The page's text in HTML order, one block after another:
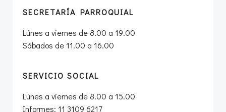
SECRETARÍA PARROQUIAL
Lúnes a viernes de 8.00 a 19.00
Sábados de 11.00 a 16.00
SERVICIO SOCIAL
Lúnes a viernes de 8.00 a 15.00
Informes: 11 3109 6217